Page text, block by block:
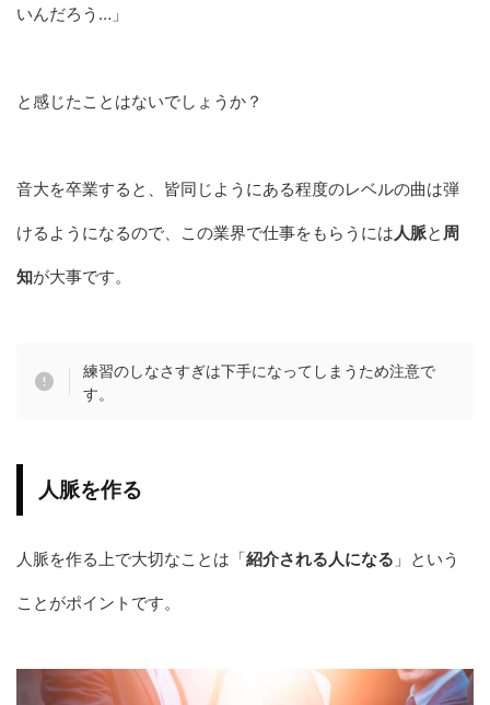
いんだろう…」
と感じたことはないでしょうか？
音大を卒業すると、皆同じようにある程度のレベルの曲は弾
けるようになるので、この業界で仕事をもらうには人脈と 周
知が大事です。
練習のしなさすぎは下手になってしまうため注意で
す。
人脈を作る
人脈を作る上で大切なことは「紹介される人になる 」という
ことがポイントです。